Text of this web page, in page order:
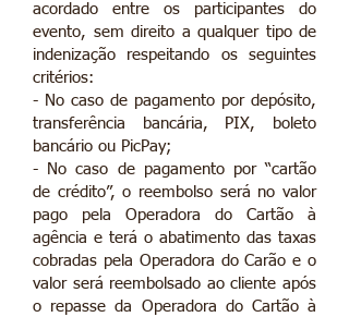
acordado entre os participantes do
evento, sem direito a qualquer tipo de
indenização respeitando os seguintes
critérios:
- No caso de pagamento por depósito,
transferência bancária, PIX, boleto
bancário ou PicPay;
- No caso de pagamento por “cartão
de crédito”, o reembolso será no valor
pago pela Operadora do Cartão à
agência e terá o abatimento das taxas
cobradas pela Operadora do Carão e o
valor será reembolsado ao cliente após
o repasse da Operadora do Cartão à